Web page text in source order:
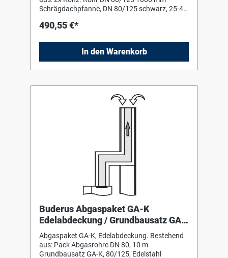
Schrägdachpfanne, DN 80/125 schwarz, 25-45
Montagehilfe (Schiebestück) Konz.
490,55 €*
In den Warenkorb
Buderus Abgaspaket GA-K
Edelabdeckung / Grundbausatz GA-
K,Stahl, 9,60m Abgasrohr
Abgaspaket GA-K, Edelabdeckung. Bestehend
aus: Pack Abgasrohre DN 80, 10 m
Grundbausatz GA-K, 80/125, Edelstahl